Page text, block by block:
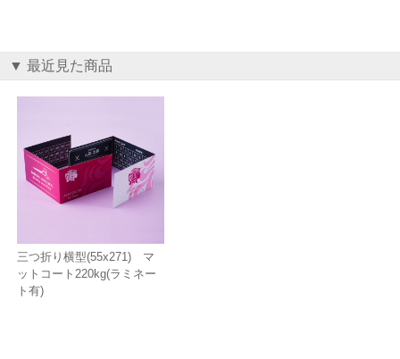
▼ 最近見た商品
三つ折り横型(55x271) マ
ットコート220kg(ラミネー
ト有)